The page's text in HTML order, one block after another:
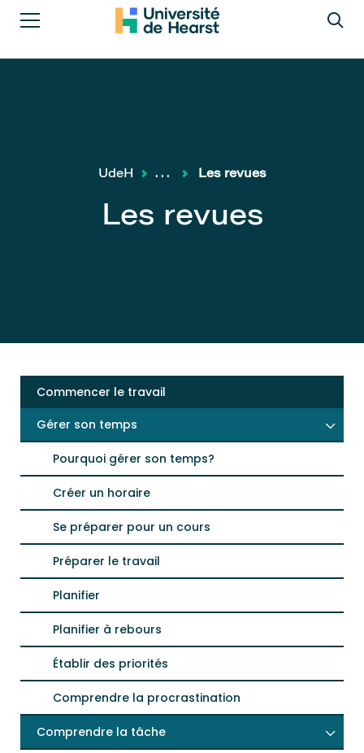
Les revues
UdeH ... Les revues
Commencer le travail
Gérer son temps
Pourquoi gérer son temps?
Créer un horaire
Se préparer pour un cours
Préparer le travail
Planifier
Planifier à rebours
Établir des priorités
Comprendre la procrastination
Comprendre la tâche